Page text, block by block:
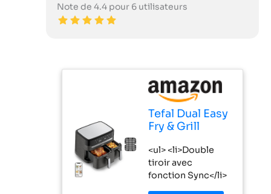
Note de 4.4 pour 6 utilisateurs
Tefal Dual Easy
Fry & Grill
Doppel 8,3 L
Eigenst?ndig
2700 W Hei?
luftfritteuse
<ul> <li>Double
tiroir avec
fonction Sync</li>